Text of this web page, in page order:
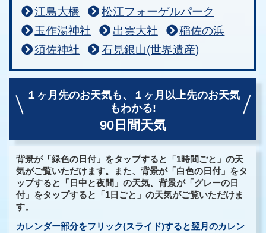
江島大橋
松江フォーゲルパーク
玉作湯神社
出雲大社
稲佐の浜
須佐神社
石見銀山(世界遺産)
１ヶ月先のお天気も、
１ヶ月以上先のお天気
もわかる!
90日間天気
背景が「緑色の日付」をタップすると「1時間ごと」の天
気がご覧いただけます。また、背景が「白色の日付」をタ
ップすると「日中と夜間」の天気、背景が「グレーの日
付」をタップすると「1日ごと」の天気がご覧いただけま
す。
カレンダー部分をフリック(スライド)すると翌月のカレン